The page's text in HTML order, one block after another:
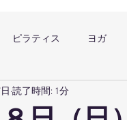
ピラティス ヨガ
グラ ピラティス（子連
読了時間: 1分